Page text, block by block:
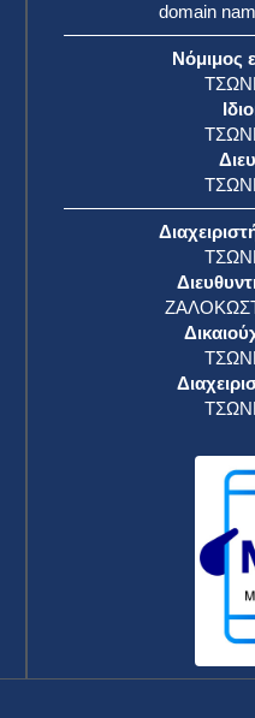
domain
Νόμιμος